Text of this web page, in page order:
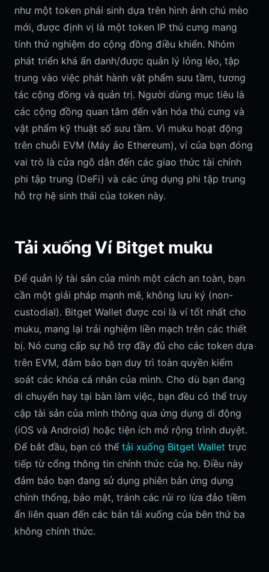
như một token phái sinh dựa trên hình ảnh chú mèo
mới, được định vị là một token IP thú cưng mang
tính thử nghiệm do cộng đồng điều khiển. Nhóm
phát triển khá ẩn danh/được quản lý lỏng lẻo, tập
trung vào việc phát hành vật phẩm sưu tầm, tương
tác cộng đồng và quản trị. Người dùng mục tiêu là
các cộng đồng quan tâm đến văn hóa thú cưng và
vật phẩm kỹ thuật số sưu tầm. Vì muku hoạt động
trên chuỗi EVM (Máy ảo Ethereum), ví của bạn đóng
vai trò là cửa ngõ dẫn đến các giao thức tài chính
phi tập trung (DeFi) và các ứng dụng phi tập trung
hỗ trợ hệ sinh thái của token này.
Tải xuống Ví Bitget muku
Để quản lý tài sản của mình một cách an toàn, bạn
cần một giải pháp mạnh mẽ, không lưu ký (non-
custodial). Bitget Wallet được coi là ví tốt nhất cho
muku, mang lại trải nghiệm liền mạch trên các thiết
bị. Nó cung cấp sự hỗ trợ đầy đủ cho các token dựa
trên EVM, đảm bảo bạn duy trì toàn quyền kiểm
soát các khóa cá nhân của mình. Cho dù bạn đang
di chuyển hay tại bàn làm việc, bạn đều có thể truy
cập tài sản của mình thông qua ứng dụng di động
(iOS và Android) hoặc tiện ích mở rộng trình duyệt.
Để bắt đầu, bạn có thể tải xuống Bitget Wallet trực
tiếp từ cổng thông tin chính thức của họ. Điều này
đảm bảo bạn đang sử dụng phiên bản ứng dụng
chính thống, bảo mật, tránh các rủi ro lừa đảo tiềm
ẩn liên quan đến các bản tải xuống của bên thứ ba
không chính thức.